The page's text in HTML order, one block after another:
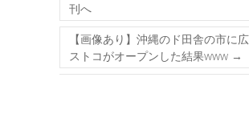
刊へ
【画像あり】沖縄のド田舎の市に
ストコがオープンした結果www →